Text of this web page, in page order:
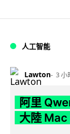
人工智能
Lawton 3 小
阿里
大陸 Mac